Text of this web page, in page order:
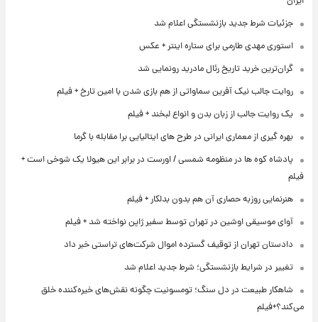
جزئیات شرط جدید بازنشستگی اعلام شد
استوری مهدی طارمی برای ستاره اینتر + عکس
گران‌ترین خرید تاریخ رئال مادرید رونمایی شد
روایت جالب نیک آفرین سماواتی از هم بازی شدن با امین تارخ + فیلم
یک روایت جالب از زبان بدن و انواع لبخند + فیلم
بهره گیری از معماری ایرانی در طرح های ایتالیایی برا مقابله با گرما
پادشاه کوه ها در منظومه شمسی / اورست در برابر این هیولا یک شوخی است +
فیلم
هنرنمایی روزبه حصاری آن هم بدون بدلکار + فیلم
آوای موسیقی اوشین در تهران توسط سفیر ژاپن نواخته شد + فیلم
دادستان تهران از توقیف گسترده اموال شرکت‌های تراستی خبر داد
تغییر در شرایط بازنشستگی؛ شرط جدید اعلام شد
شاهکار طبیعت در دل سنگ؛ تومسونیت چگونه نقش‌های خیره‌کننده خلق
می‌کند؟+فیلم